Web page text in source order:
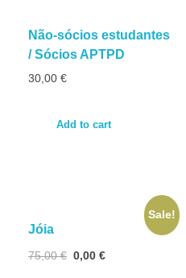
Não-sócios estudantes
/ Sócios APTPD
30,00 €
Add to cart
Sale!
Jóia
75,00€ 0,00€